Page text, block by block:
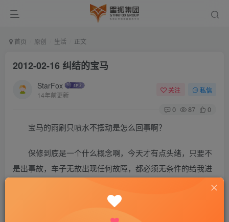
首页 原创 生活 正文
2012-02-16 纠结的宝马
StarFox
14年前更新
关注 私信
0 87 0
宝马的雨刷只喷水不摆动是怎么回事啊？
保修到底是一个什么概念啊，今天才有点头绪，只要不
是出事故，车子无故出现任何故障，都必须无条件的给我进